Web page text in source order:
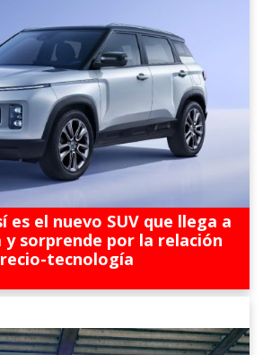
es el nuevo SUV que llega a
sorprende por la relación
tecnología